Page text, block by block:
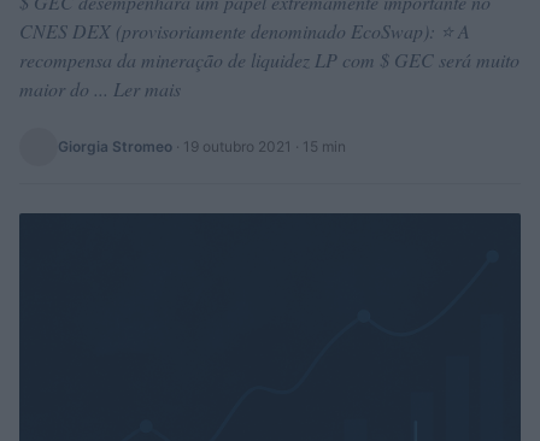
CNES DEX (provisoriamente denominado EcoSwap): ⭐ A
recompensa da mineração de liquidez LP com $ GEC será muito
maior do ... Ler mais
Giorgia Stromeo · 19 outubro 2021 · 15 min